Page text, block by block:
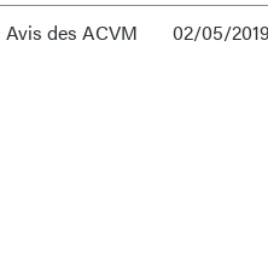
Avis des ACVM 02/05/